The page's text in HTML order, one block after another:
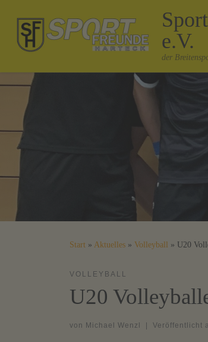
Zum Inhalt springen
e.V.
der
Start » Aktuelles » Volleyball » U20
VOLLEYBALL
U20
von Michael Wenzl Veröffentlicht